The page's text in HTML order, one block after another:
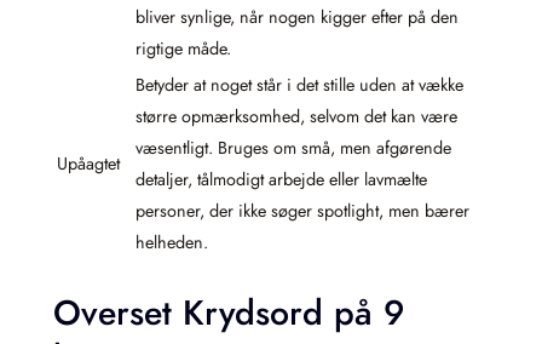
bliver synlige, når nogen kigger efter på den
rigtige måde.
Upåagtet
Betyder at noget står i det stille uden at vække
større opmærksomhed, selvom det kan være
væsentligt. Bruges om små, men afgørende
detaljer, tålmodigt arbejde eller lavmælte
personer, der ikke søger spotlight, men bærer
helheden.
Overset Krydsord på 9